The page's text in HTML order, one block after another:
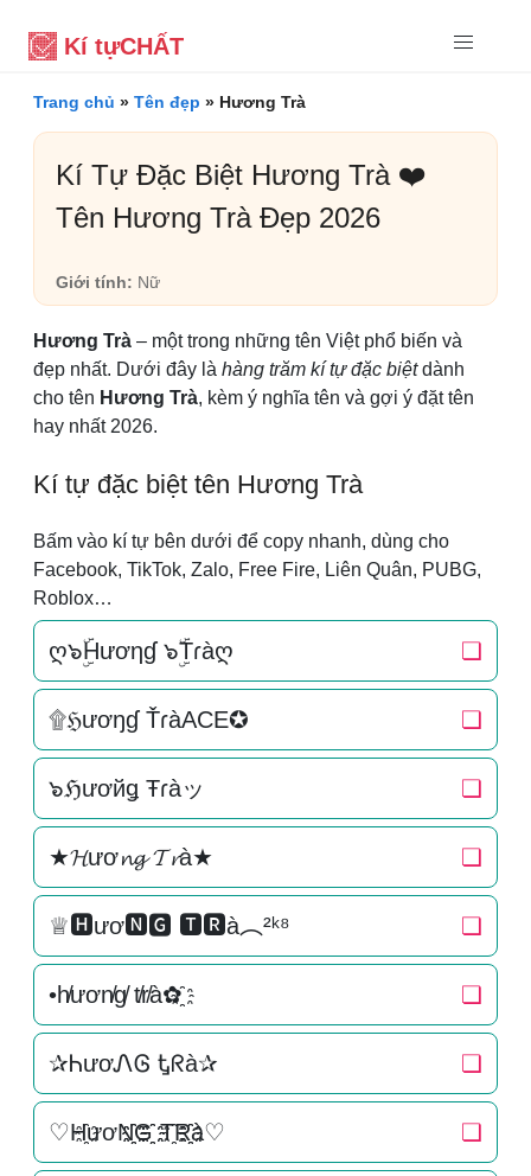
Kí tựCHẤT
Trang chủ » Tên đẹp » Hương Trà
Kí Tự Đặc Biệt Hương Trà ❤️
Tên Hương Trà Đẹp 2026
Giới tính: Nữ
Hương Trà – một trong những tên Việt phổ biến và
đẹp nhất. Dưới đây là hàng trăm kí tự đặc biệtdành
cho tên Hương Trà, kèm ý nghĩa tên và gợi ý đặt tên
hay nhất 2026.
Kí tự đặc biệt tên Hương Trà
Bấm vào kí tự bên dưới để copy nhanh, dùng cho
Facebook, TikTok, Zalo, Free Fire, Liên Quân, PUBG,
Roblox…
ღ๖ۣۜHươηɠ ๖ۣۜTɾàღ ❏
۩ℌươŋɠ ŤɾàACE✪ ❏
๖ℌươйǥ Ŧɾàッ ❏
★𝓗ươ𝓷𝓰 𝓣𝓻à★ ❏
♕🅷ươ🅽🅶 🆃🆁à︵²ᵏ⁸ ❏
•h̸ươn̸g̸ t̸r̸à✿҈ ❏
✰ᏂươᏁᎶ Ꮏᖇà✰ ❏
♡H҈ươN҈҈G҈҈ T҈R҈҈à♡ ❏